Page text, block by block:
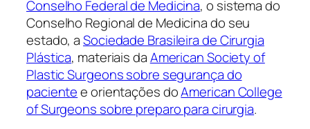
Conselho Federal de Medicina, o sistema do
Conselho Regional de Medicina do seu
estado, aSociedade Brasileira de Cirurgia
Plástica, materiais daAmerican Society of
Plastic Surgeons sobre segurança do
pacientee orientações doAmerican College
of Surgeons sobre preparo para cirurgia.